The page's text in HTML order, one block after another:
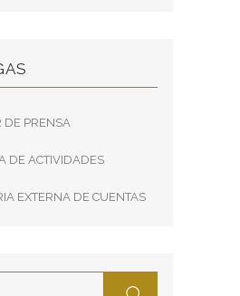
DE PRENSA
DE ACTIVIDADES
EXTERNA DE CUENTAS